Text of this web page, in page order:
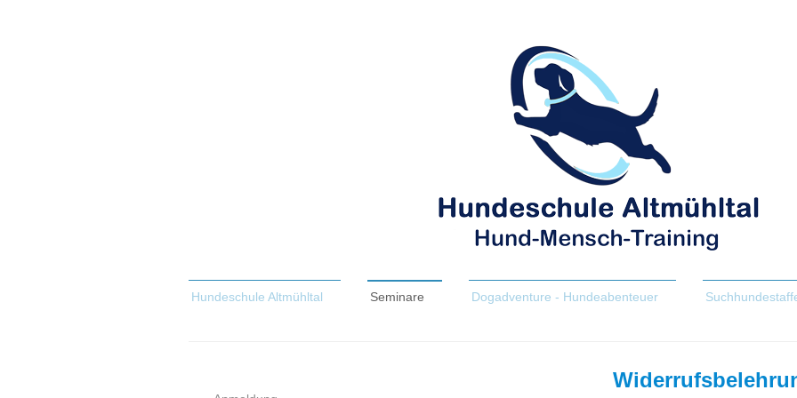
Hundeschule Altmühltal Seminare Dogadventure - Hundeabenteuer